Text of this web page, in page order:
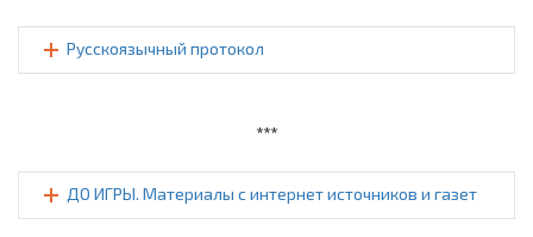
Русскоязычный протокол
***
ДО ИГРЫ. Материалы с интернет источников и газет